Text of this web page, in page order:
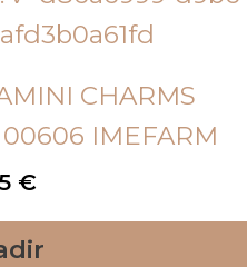
CHARMS
IMEFARM
€